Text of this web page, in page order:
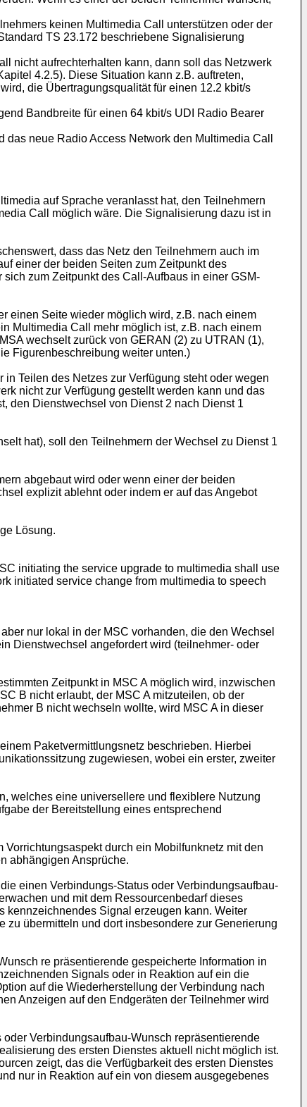
keinen Multimedia Call unterstützen oder der
TS 23.172 beschriebene Signalisierung
nicht aufrechterhalten kann, dann soll das Netzwerk
4.2.5). Diese Situation kann z.B. auftreten,
die Übertragungsqualität für einen 12.2 kbit/s
Bandbreite für einen 64 kbit/s UDI Radio Bearer
neue Radio Access Network den Multimedia Call
auf Sprache veranlasst hat, den Teilnehmern
Call möglich wäre. Die Signalisierung dazu ist in
dass das Netz den Teilnehmern auch im
einer der beiden Seiten zum Zeitpunkt des
zum Zeitpunkt des Call-Aufbaus in einer GSM-
einen Seite wieder möglich wird, z.B. nach einem
Multimedia Call mehr möglich ist, z.B. nach einem
wechselt zurück von GERAN (2) zu UTRAN (1),
Figurenbeschreibung weiter unten.)
Teilen des Netzes zur Verfügung steht oder wegen
nicht zur Verfügung gestellt werden kann und das
den Dienstwechsel von Dienst 2 nach Dienst 1
hat), soll den Teilnehmern der Wechsel zu Dienst 1
abgebaut wird oder wenn einer der beiden
explizit ablehnt oder indem er auf das Angebot
Lösung.
initiating the service upgrade to multimedia shall use
initiated service change from multimedia to speech
nur lokal in der MSC vorhanden, die den Wechsel
Dienstwechsel angefordert wird (teilnehmer- oder
Zeitpunkt in MSC A möglich wird, inzwischen
B nicht erlaubt, der MSC A mitzuteilen, ob der
B nicht wechseln wollte, wird MSC A in dieser
Paketvermittlungsnetz beschrieben. Hierbei
zugewiesen, wobei ein erster, zweiter
welches eine universellere und flexiblere Nutzung
der Bereitstellung eines entsprechend
durch ein Mobilfunknetz mit den
abhängigen Ansprüche.
einen Verbindungs-Status oder Verbindungsaufbau-
und mit dem Ressourcenbedarf dieses
kennzeichnendes Signal erzeugen kann. Weiter
übermitteln und dort insbesondere zur Generierung
re präsentierende gespeicherte Information in
Signals oder in Reaktion auf ein die
auf die Wiederherstellung der Verbindung nach
Anzeigen auf den Endgeräten der Teilnehmer wird
Verbindungsaufbau-Wunsch repräsentierende
des ersten Dienstes aktuell nicht möglich ist.
zeigt, das die Verfügbarkeit des ersten Dienstes
nur in Reaktion auf ein von diesem ausgegebenes